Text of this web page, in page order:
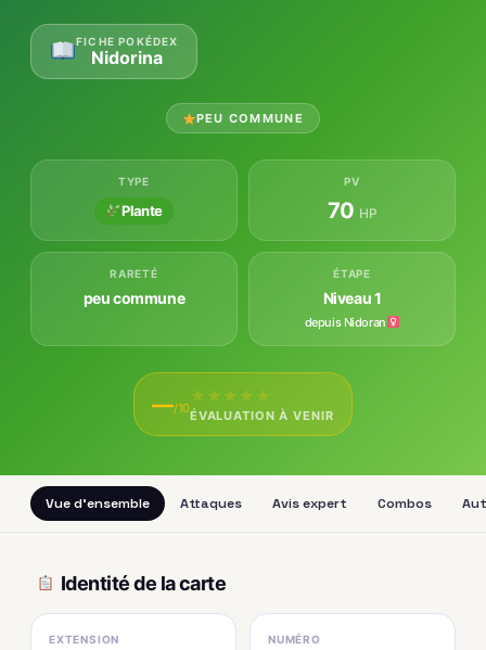
FICHE POKÉDEX
Nidorina
PEU COMMUNE
TYPE
Plante
PV
70 HP
RARETÉ
peu commune
ÉTAPE
Niveau 1
depuis Nidoran
—/10
★ ★ ★ ★ ★
ÉVALUATION À VENIR
Vue d'ensemble Attaques Avis expert Combos
Identité de la carte
EXTENSION NUMÉRO